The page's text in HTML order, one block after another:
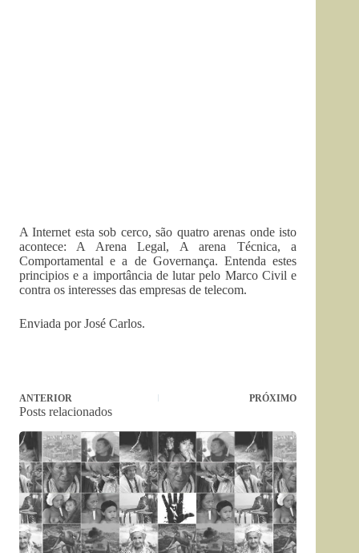
A Internet esta sob cerco, são quatro arenas onde isto
acontece: A Arena Legal, A arena Técnica, a
Comportamental e a de Governança. Entenda estes
principios e a importância de lutar pelo Marco Civil e
contra os interesses das empresas de telecom.
Enviada por José Carlos.
ANTERIOR PRÓXIMO
Posts relacionados